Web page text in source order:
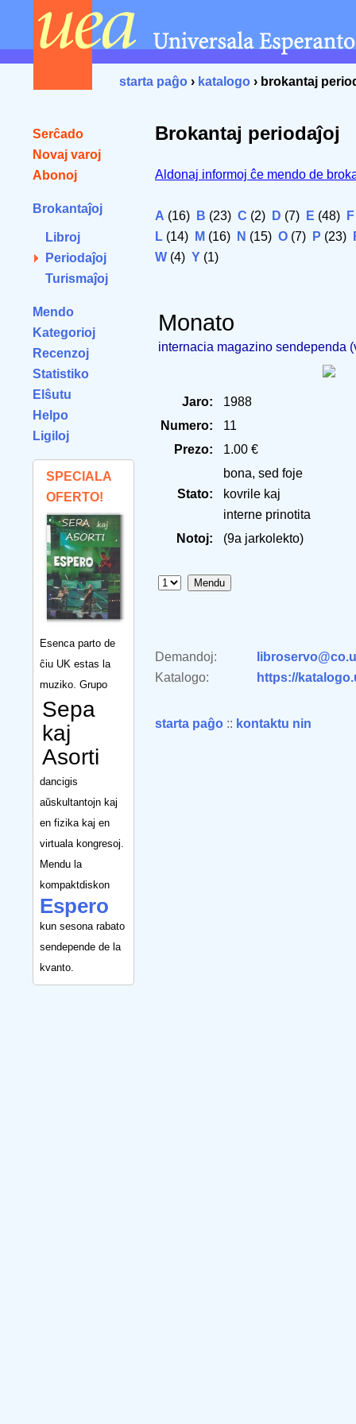
starta paĝo › katalogo › brokantaj
Serĉado
Novaj varoj
Abonoj
Brokantaĵoj
Libroj
Periodaĵoj
Turismaĵoj
Mendo
Kategorioj
Recenzoj
Statistiko
Elŝutu
Helpo
Ligiloj
SPECIALA
OFERTO!
Esenca parto de
ĉiu UK estas la
muziko. Grupo
Sepa
kaj
Asorti
dancigis
aŭskultantojn kaj
en fizika kaj en
virtuala kongresoj.
Mendu la
kompaktdiskon
Espero
kun sesona rabato
sendepende de la
kvanto.
Brokantaj periodaĵoj
Aldonaj informoj ĉe mendo de
A (16) B (23) C (2) D (7) E (48) F
L (14) M (16) N (15) O (7) P (23)
W (4) Y (1)
Monato
internacia magazino sendependa
Jaro:
1988
Numero:
11
Prezo:
1.00 €
Stato:
bona, sed foje
kovrile kaj
interne prinotita
Notoj:
(9a jarkolekto)
Demandoj:
Katalogo:
https://
starta paĝo :: kontaktu nin